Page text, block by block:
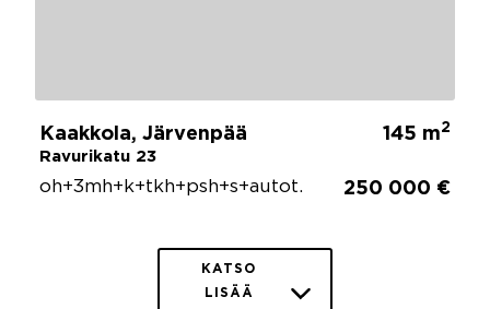
Kaakkola, Järvenpää
Ravurikatu 23
145 m2
oh+3mh+k+tkh+psh+s+autot. 250 000 €
KATSO
LISÄÄ